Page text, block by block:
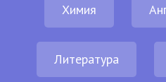
Химия
Литература